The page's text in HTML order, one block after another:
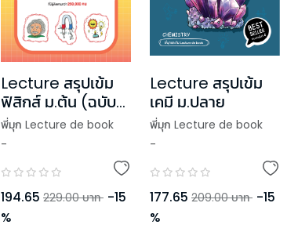
Lecture สรุปเข้ม
ฟิสิกส์ ม.ต้น (ฉบับ
ปกใหม่)
พี่มุก Lecture de book
,
-
194.65 229.00 บาท -15
%
Lecture สรุปเข้ม
เคมี ม.ปลาย
พี่มุก Lecture de book
-
177.65 209.00 บาท -15
%